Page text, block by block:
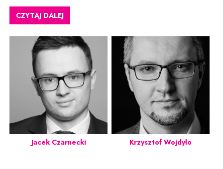
CZYTAJ DALEJ
Jacek Czarnecki Krzysztof Wojdyło